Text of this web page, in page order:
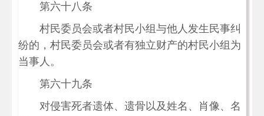
第六十八条
村民委员会或者村民小组与他人发生民事纠
纷的，村民委员会或者有独立财产的村民小组为
当事人。
第六十九条
对侵害死者遗体、遗骨以及姓名、肖像、名